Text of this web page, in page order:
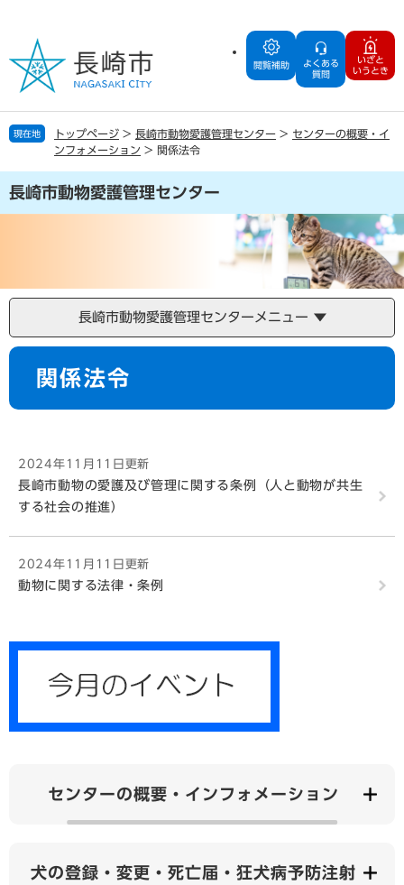
の
で
す
ー
ば
し
文
へ
閲覧補助
よくある
質問
いざと
いうとき
現在地 トップページ > 長崎市動物愛護管理センター > センターの概要・イ
ンフォメーション > 関係法令
長崎市動物愛護管理センター
長崎市動物愛護管理センターメニュー
本
関係法令
2024年11月11日更新
長崎市動物の愛護及び管理に関する条例（人と動物が共生
する社会の推進）
2024年11月11日更新
動物に関する法律・条例
センターの概要・インフォメーション
犬の登録・変更・死亡届・狂犬病予防注射